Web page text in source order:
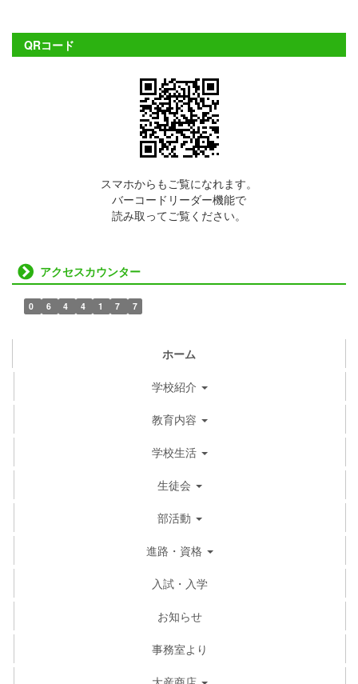
QRコード
スマホからもご覧になれます。
バーコードリーダー機能で
読み取ってご覧ください。
アクセスカウンター
0 6 4 4 1 7 7
ホーム
学校紹介
教育内容
学校生活
生徒会
部活動
進路・資格
入試・入学
お知らせ
事務室より